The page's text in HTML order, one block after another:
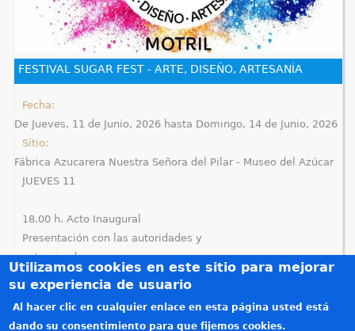
FESTIVAL SUGAR FEST - ARTE, DISEÑO, ARTESANÍA
Fecha:
De Jueves, 11 de Junio, 2026hasta Domingo, 14 de Junio, 2026
Sitio:
Fábrica Azucarera Nuestra Señora del Pilar - Museo del Azúcar
JUEVES 11
18.00 h. Acto Inaugural
Presentación con las autoridades y
patrocinadores.
18:30...
Créditos
Utilizamos cookies en este sitio para mejorar
su experiencia de usuario
Al hacer clic en cualquier enlace en esta página usted está
dando su consentimiento para que fijemos cookies.